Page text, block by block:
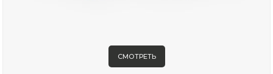
СМОТРЕТЬ